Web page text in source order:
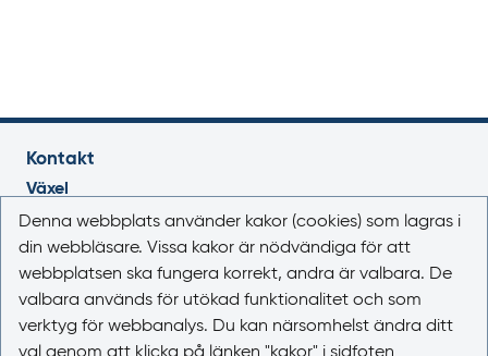
Kontakt
Växel
018-17 46 00
Vardagar 08.00-16.30
E-post
registrator@lakemedelsverket.se
Denna webbplats använder kakor (cookies) som lagras i
din webbläsare. Vissa kakor är nödvändiga för att
webbplatsen ska fungera korrekt, andra är valbara. De
valbara används för utökad funktionalitet och som
verktyg för webbanalys. Du kan närsomhelst ändra ditt